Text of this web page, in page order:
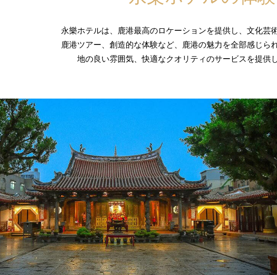
永樂ホテルは、鹿港最高のロケーションを提供し、文化芸
鹿港ツアー、創造的な体験など、鹿港の魅力を全部感じら
地の良い雰囲気、快適なクオリティのサービスを提供